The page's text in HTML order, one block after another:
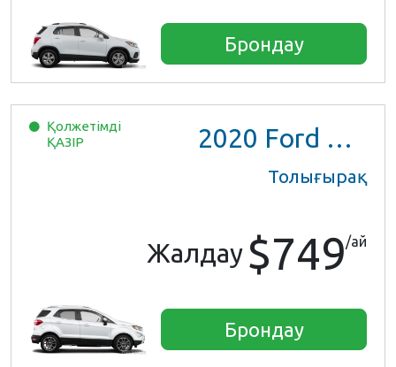
Брондау
Қолжетімді
ҚАЗІР
2020 Ford EcoSport
Толығырақ
Жалдау $749/ай
Брондау